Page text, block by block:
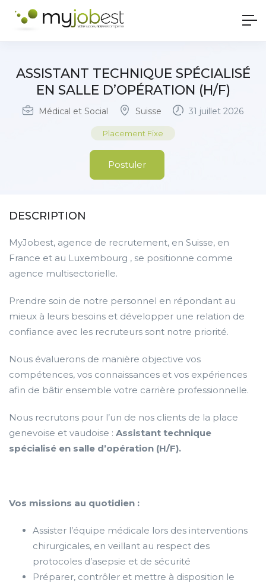
ASSISTANT TECHNIQUE SPÉCIALISÉ
EN SALLE D’OPÉRATION (H/F)
Médical et Social Suisse 31 juillet 2026
Placement Fixe
Postuler
DESCRIPTION
MyJobest, agence de recrutement, en Suisse, en
France et au Luxembourg , se positionne comme
agence multisectorielle.
Prendre soin de notre personnel en répondant au
mieux à leurs besoins et développer une relation de
confiance avec les recruteurs sont notre priorité.
Nous évaluerons de manière objective vos
compétences, vos connaissances et vos expériences
afin de bâtir ensemble votre carrière professionnelle.
Nous recrutons pour l’un de nos clients de la place
genevoise et vaudoise : Assistant technique
spécialisé en salle d’opération (H/F).
Vos missions au quotidien :
Assister l’équipe médicale lors des interventions
chirurgicales, en veillant au respect des
protocoles d’asepsie et de sécurité
Préparer, contrôler et mettre à disposition le